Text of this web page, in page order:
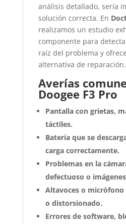
análisis detallado, sería
solución correcta. En
realizamos un estudio
componente para
raíz del problema y
alternativa de reparación.
Averías
Doogee F3 Pro
Pantalla con grietas,
táctiles.
Batería que se
carga correctamente.
Problemas en la
defectuoso o
Altavoces o
o distorsionado.
Errores de software,